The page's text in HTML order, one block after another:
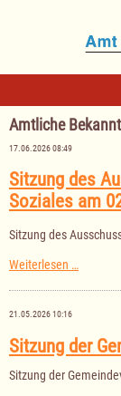
Amtliche
17.06.2026 08:49
Sitzung des
Soziales am
Sitzung des
Weiterlesen …Sitzung
Jugend
und
am
21.05.2026 10:16
Sitzung der
Sitzung der